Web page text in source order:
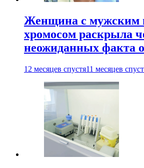
Женщина с мужским
хромосом раскрыла
неожиданных факта
12 месяцев спустя11 месяцев